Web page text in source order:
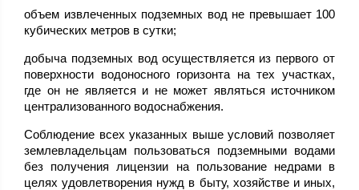
объем извлеченных подземных вод не превышает 100
кубических метров в сутки;
добыча подземных вод осуществляется из первого от
поверхности водоносного горизонта на тех участках,
где он не является и не может являться источником
централизованного водоснабжения.
Соблюдение всех указанных выше условий позволяет
землевладельцам пользоваться подземными водами
без получения лицензии на пользование недрами в
целях удовлетворения нужд в быту, хозяйстве и иных,